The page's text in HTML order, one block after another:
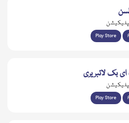
Play Store
بک لائبریری
Play Store